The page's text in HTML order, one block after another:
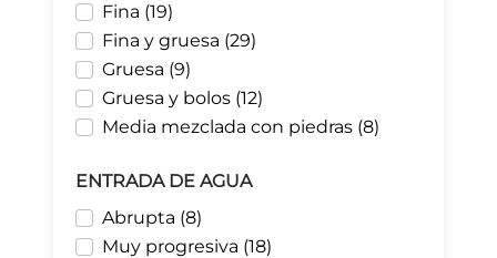
Fina (19)
Fina y gruesa (29)
Gruesa (9)
Gruesa y bolos (12)
Media mezclada con piedras (8)
ENTRADA DE AGUA
Abrupta (8)
Muy progresiva (18)